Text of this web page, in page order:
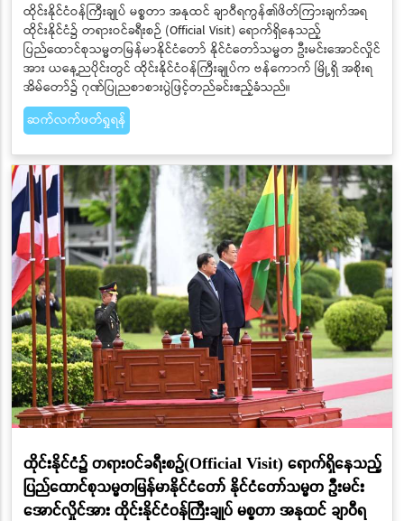
ထိုင်းနိုင်ငံဝန်ကြီးချုပ် မစ္စတာ အနုထင် ချာဝီရကွန်၏ဖိတ်ကြားချက်အရ
ထိုင်းနိုင်ငံ၌ တရားဝင်ခရီးစဉ် (Official Visit) ရောက်ရှိနေသည့်
ပြည်ထောင်စုသမ္မတမြန်မာနိုင်ငံတော် နိုင်ငံတော်သမ္မတ ဦးမင်းအောင်လှိုင်
အား ယနေ့ညပိုင်းတွင် ထိုင်းနိုင်ငံဝန်ကြီးချုပ်က ဗန်ကောက် မြို့ရှိ အစိုးရ
အိမ်တော်၌ ဂုဏ်ပြုညစာစားပွဲဖြင့်တည်ခင်းဧည့်ခံသည်။
ဆက်လက်ဖတ်ရှုရန်
ထိုင်းနိုင်ငံ၌ တရားဝင်ခရီးစဉ်(Official Visit) ရောက်ရှိနေသည့်
ပြည်ထောင်စုသမ္မတမြန်မာနိုင်ငံတော် နိုင်ငံတော်သမ္မတ ဦးမင်း
အောင်လှိုင်အား ထိုင်းနိုင်ငံဝန်ကြီးချုပ် မစ္စတာ အနုထင် ချာဝီရ